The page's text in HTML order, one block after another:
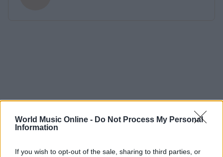
World Music Online - Do Not Process My Personal
Information
If you wish to opt-out of the sale, sharing to third parties, or